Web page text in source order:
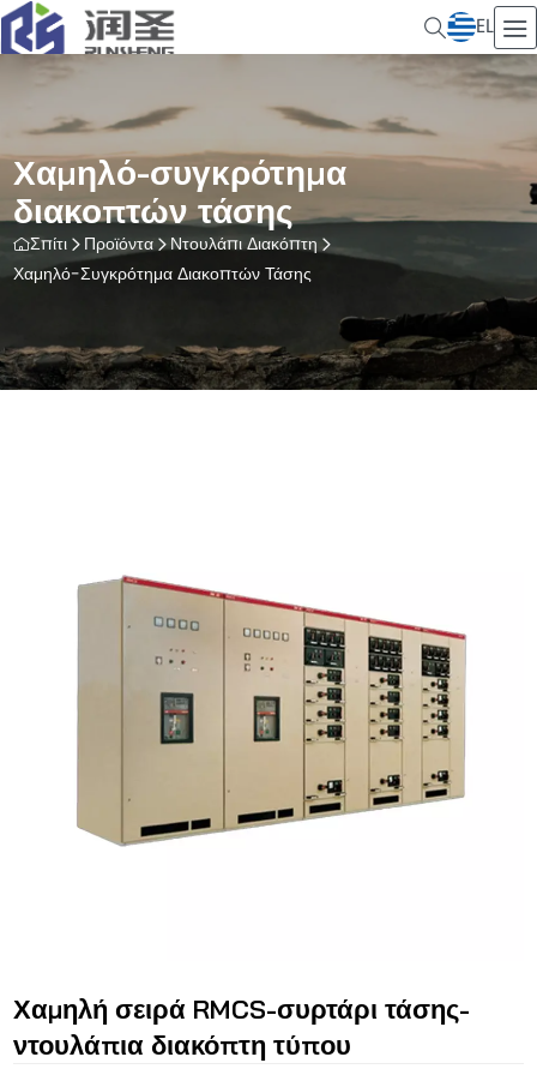
EL
Χαμηλό-συγκρότημα
διακοπτών τάσης
Σπίτι Προϊόντα Ντουλάπι Διακόπτη
Χαμηλό-Συγκρότημα Διακοπτών Τάσης
Χαμηλή σειρά RMCS-συρτάρι τάσης-
ντουλάπια διακόπτη τύπου